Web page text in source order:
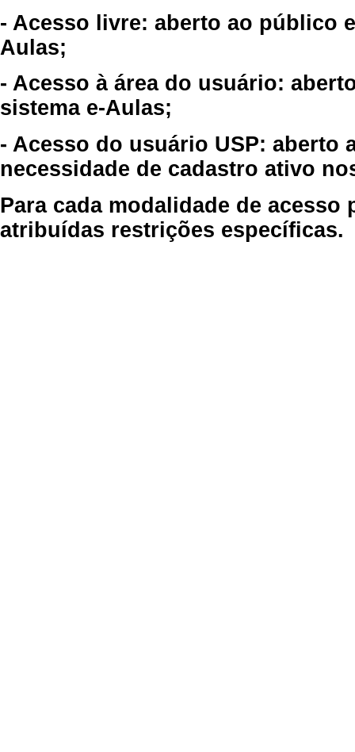
- Acesso livre: aberto ao público
Aulas;
- Acesso à área do usuário:
sistema e-Aulas;
- Acesso do usuário USP: aberto
necessidade de cadastro ativo
Para cada modalidade de
atribuídas restrições específicas.